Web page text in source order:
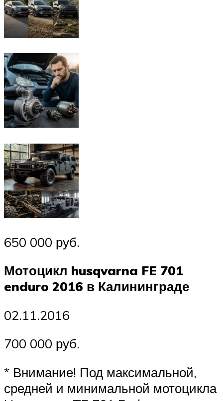
650 000 руб.
Мотоцикл husqvarna FE 701
enduro 2016 в Калининграде
02.11.2016
700 000 руб.
* Внимание! Под максимальной,
средней и минимальной мотоцикла